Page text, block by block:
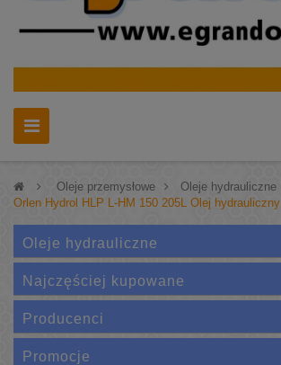
> Oleje przemysłowe > Oleje hydrauliczne
Orlen Hydrol HLP L-HM 150 205L Olej hydrauliczny
Oleje hydrauliczne
Najczęściej kupowane
Producenci
Promocje